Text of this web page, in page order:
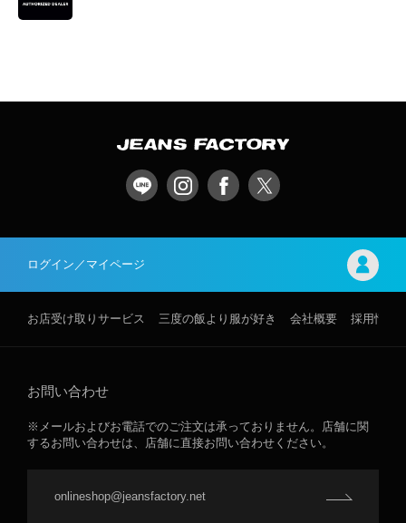
ログイン／マイページ
お店受け取りサービス 三度の飯より服が好き 会社概要 採用情報
お問い合わせ
※メールおよびお電話でのご注文は承っておりません。店舗に関
するお問い合わせは、店舗に直接お問い合わせください。
onlineshop@jeansfactory.net